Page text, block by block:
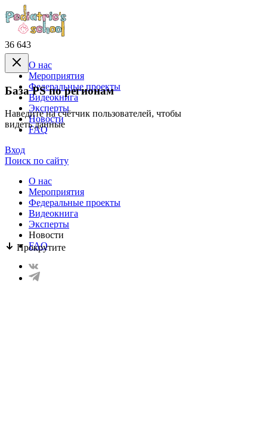
36 643
База PS по регионам
Наведите на счётчик пользователей, чтобы
видеть данные
Прокрутите
О нас
Mероприятия
Федеральные проекты
Видеокнига
Эксперты
Новости
FAQ
Вход
Поиск по сайту
О нас
Mероприятия
Федеральные проекты
Видеокнига
Эксперты
Новости
FAQ